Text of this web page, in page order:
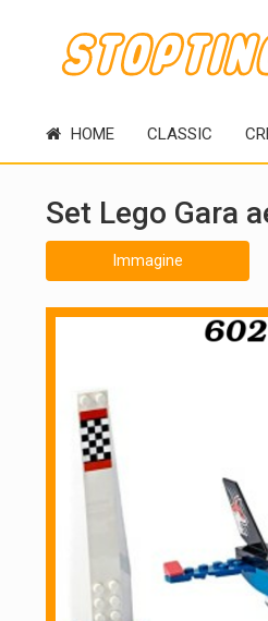
HOME CLASSIC
Set Lego Gara
Immagine